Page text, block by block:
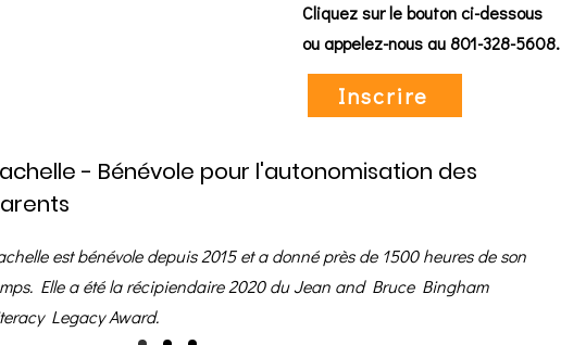
Cliquez sur le bouton ci-dessous
ou appelez-nous au 801-328-5608.
- Bénévole pour l'autonomisation des
est bénévole depuis 2015 et a donné près de 1500 heures de son
Elle a été la récipiendaire 2020 du Jean and Bruce Bingham
Legacy Award.
Inscrire